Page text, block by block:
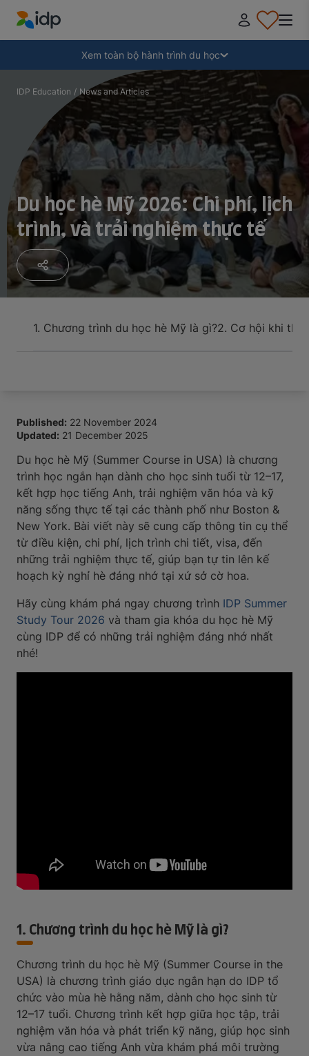
IDP Education
Xem toàn bộ hành trình du học
Tại sao nên đi du học?
Học ở đâu và học ngành gì?
Làm thế nào để nộp hồ sơ?
Sau khi nhận thư mời nhập học
Chuẩn bị lên đường
Thu gọn
IDP Education / News and Articles
Du học hè Mỹ 2026: Chi phí, lịch
trình, và trải nghiệm thực tế
1. Chương trình du học hè Mỹ là gì?2. Cơ hội khi
Published: 22 November 2024
Updated: 21 December 2025
Du học hè Mỹ (Summer Course in USA) là chương
trình học ngắn hạn dành cho học sinh tuổi từ 12–17,
kết hợp học tiếng Anh, trải nghiệm văn hóa và kỹ
năng sống thực tế tại các thành phố như Boston &
New York. Bài viết này sẽ cung cấp thông tin cụ thể
từ điều kiện, chi phí, lịch trình chi tiết, visa, đến
những trải nghiệm thực tế, giúp bạn tự tin lên kế
hoạch kỳ nghỉ hè đáng nhớ tại xứ sở cờ hoa.
Hãy cùng khám phá ngay chương trình IDP Summer
Study Tour 2026 và tham gia khóa du học hè Mỹ
cùng IDP để có những trải nghiệm đáng nhớ nhất
nhé!
1. Chương trình du học hè Mỹ là gì?
Chương trình du học hè Mỹ (Summer Course in the
USA) là chương trình giáo dục ngắn hạn do IDP tổ
chức vào mùa hè hằng năm, dành cho học sinh từ
12–17 tuổi. Chương trình kết hợp giữa học tập, trải
nghiệm văn hóa và phát triển kỹ năng, giúp học sinh
vừa nâng cao tiếng Anh vừa khám phá môi trường